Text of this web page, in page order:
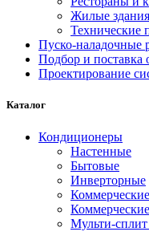
Жилые здания
Технические
Пуско-наладочные
Подбор и поставка
Проектирование
Каталог
Кондиционеры
Настенные
Бытовые
Инверторные
Коммерческие
Мульти-